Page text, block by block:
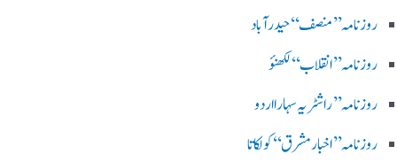
روزنامہ ’’ منصف‘‘ حیدر آباد
روزنامہ ’’ انقلاب‘‘ لکھنؤ
روز نامہ ’’راشٹریہ سہارا اردو
روزنامہ ’’اخبارمشرق‘‘ کولکاتا